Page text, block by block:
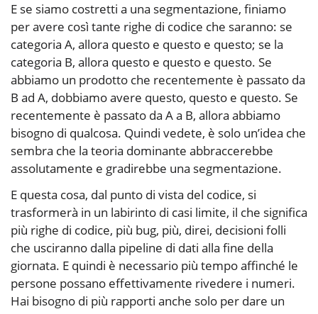
E se siamo costretti a una segmentazione, finiamo
per avere così tante righe di codice che saranno: se
categoria A, allora questo e questo e questo; se la
categoria B, allora questo e questo e questo. Se
abbiamo un prodotto che recentemente è passato da
B ad A, dobbiamo avere questo, questo e questo. Se
recentemente è passato da A a B, allora abbiamo
bisogno di qualcosa. Quindi vedete, è solo un’idea che
sembra che la teoria dominante abbraccerebbe
assolutamente e gradirebbe una segmentazione.
E questa cosa, dal punto di vista del codice, si
trasformerà in un labirinto di casi limite, il che significa
più righe di codice, più bug, più, direi, decisioni folli
che usciranno dalla pipeline di dati alla fine della
giornata. E quindi è necessario più tempo affinché le
persone possano effettivamente rivedere i numeri.
Hai bisogno di più rapporti anche solo per dare un